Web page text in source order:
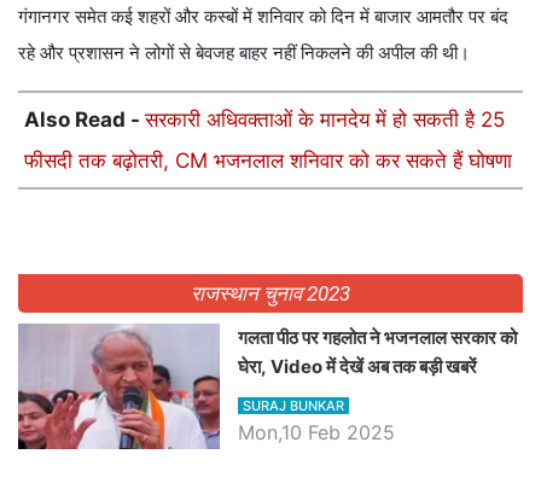
गंगानगर समेत कई शहरों और कस्बों में शनिवार को दिन में बाजार आमतौर पर बंद
रहे और प्रशासन ने लोगों से बेवजह बाहर नहीं निकलने की अपील की थी।
Also Read -सरकारी अधिवक्ताओं के मानदेय में हो सकती है 25
फीसदी तक बढ़ोतरी, CM भजनलाल शनिवार को कर सकते हैं घोषणा
राजस्थान चुनाव 2023
गलता पीठ पर गहलोत ने भजनलाल सरकार को
घेरा, Video में देखें अब तक बड़ी खबरें
SURAJ BUNKAR
Mon,10 Feb 2025